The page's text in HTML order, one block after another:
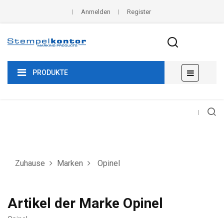
Anmelden Register
PRODUKTE
der
☰
Zuhause Marken Opinel
Artikel der Marke Opinel